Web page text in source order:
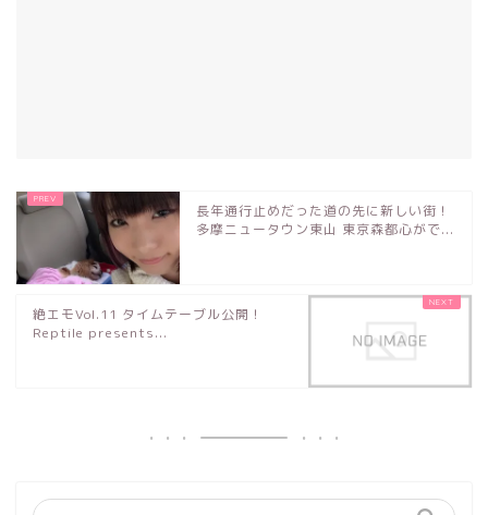
長年通行止めだった道の先に新しい街！
多摩ニュータウン東山 東京森都心がで...
絶エモVol.11 タイムテーブル公開！
Reptile presents...